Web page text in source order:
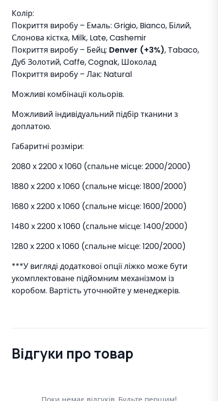
Колір:
Покриття виробу – Емаль: Grigio, Bianco, Білий,
Слонова кістка, Milk, Late, Cashemir
Покриття виробу – Бейц: Denver (+3%), Tabaco,
Дуб Золотий, Caffe, Cognak, Шоколад
Покриття виробу – Лак: Natural
Можливі комбінації кольорів.
Можливий індивідуальний підбір тканини з
доплатою.
Габаритні розміри:
2080 х 2200 х 1060 (спальне місце: 2000/2000)
1880 х 2200 х 1060 (спальне місце: 1800/2000)
1680 х 2200 х 1060 (спальне місце: 1600/2000)
1480 х 2200 х 1060 (спальне місце: 1400/2000)
1280 х 2200 х 1060 (спальне місце: 1200/2000)
***У вигляді додаткової опції ліжко може бути
укомплектоване підйомним механізмом із
коробом. Вартість уточнюйте у менеджерів.
Відгуки про товар